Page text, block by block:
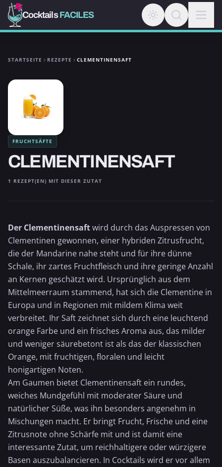
CocktailsFACILES
STARTSEITE REZEPTE CLEMENTINENSAFT
FRUCHTSÄFTE
CLEMENTINENSAFT
1 REZEPT(EN) MIT DIESER ZUTAT
Der Clementinensaftwird durch das Auspressen von
Clementinen gewonnen, einer hybriden Zitrusfrucht,
die der Mandarine nahe steht und für ihre dünne
Schale, ihr zartes Fruchtfleisch und ihre geringe Anzahl
an Kernen geschätzt wird. Ursprünglich aus dem
Mittelmeerraum stammend, hat sich die Clementine in
Europa und in Regionen mit mildem Klima weit
verbreitet. Ihr Saft zeichnet sich durch eine leuchtend
orange Farbe und ein frisches Aroma aus, das milder
und weniger säurebetont ist als das der klassischen
Orange, mit fruchtigen, floralen und leicht
honigartigen Noten.
Am Gaumen bietet Clementinensaft ein rundes,
weiches Mundgefühl mit moderater Säure und
natürlicher Süße, was ihn besonders angenehm in
Mischungen macht. Er bringt Frucht, Frische und eine
Zitrusnote ohne Schärfe mit und ist damit eine
interessante Zutat, um reichhaltigere oder würzigere
Basen auszubalancieren. In Cocktails wird er vor allem